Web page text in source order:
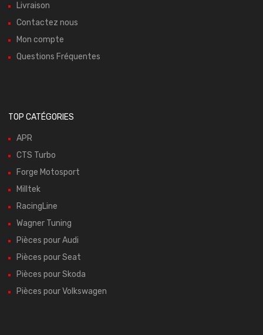
Livraison
Contactez nous
Mon compte
Questions Fréquentes
TOP CATÉGORIES
APR
CTS Turbo
Forge Motosport
Milltek
RacingLine
Wagner Tuning
Pièces pour Audi
Pièces pour Seat
Pièces pour Skoda
Pièces pour Volkswagen